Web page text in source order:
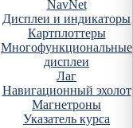
NavNet
Дисплеи и индикаторы
Картплоттеры
Многофункциональные
дисплеи
Лаг
Навигационный эхолот
Магнетроны
Указатель курса